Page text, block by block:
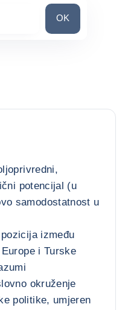
Pretraži državu
OK
potencijal (u
samodostatnost u
između
i Turske
okruženje
politike, umjeren